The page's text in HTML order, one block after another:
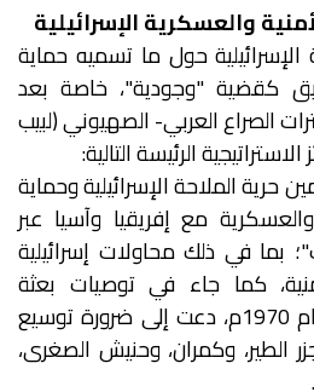
والعسكرية الإسرائيلية
الإسرائيلية حول ما تسميه حماية
كقضية "وجودية"، خاصة بعد
الصراع العربي- الصهيوني (لبيب
حرية الملاحة الإسرائيلية وحماية
مع إفريقيا وآسيا عبر
بما في ذلك محاولات إسرائيلية
كما جاء في توصيات بعثة
عسكرية إسرائيلية في عام 1970م، دعت إلى ضرورة توسيع
الطير، وكمران، وحنيش الصغرى،